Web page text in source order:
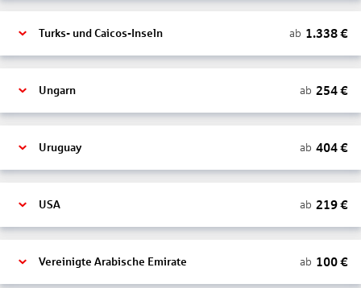
Turks- und Caicos-Inseln ab 1.338€
Ungarn ab 254€
Uruguay ab 404€
USA ab 219€
Vereinigte Arabische Emirate ab 100€